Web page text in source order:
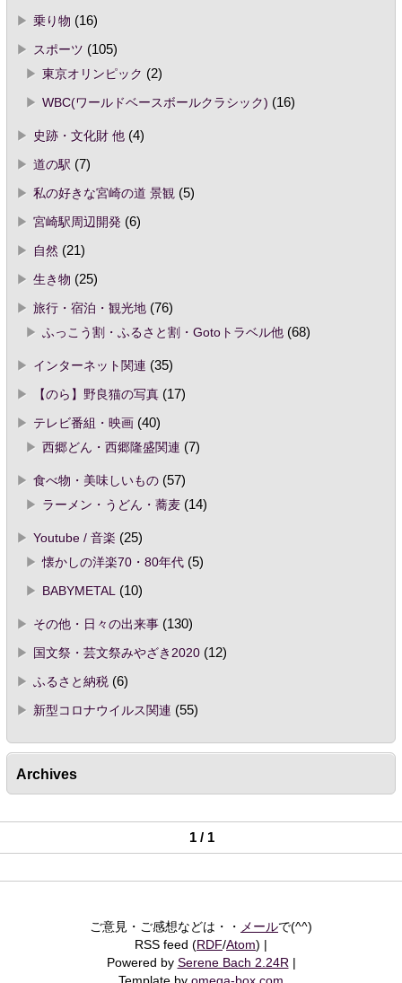
乗り物 (16)
スポーツ (105)
東京オリンピック (2)
WBC(ワールドベースボールクラシック) (16)
史跡・文化財 他(4)
道の駅 (7)
私の好きな宮崎の道 景観 (5)
宮崎駅周辺開発(6)
自然 (21)
生き物 (25)
旅行・宿泊・観光地(76)
ふっこう割・ふるさと割・Gotoトラベル他(68)
インターネット関連 (35)
【のら】野良猫の写真(17)
テレビ番組・映画(40)
西郷どん・西郷隆盛関連 (7)
食べ物・美味しいもの(57)
ラーメン・うどん・蕎麦(14)
Youtube / 音楽 (25)
懐かしの洋楽70・80年代(5)
BABYMETAL
(10)
その他・日々の出来事(130)
国文祭・芸文祭みやざき2020(12)
ふるさと納税(6)
新型コロナウイルス関連 (55)
Archives
1 / 1
ご意見・ご感想などは・・ メールで(^^)
RSS feed (RDF/Atom)
Powered by Serene Bach 2.24R
Template by omega-box.com